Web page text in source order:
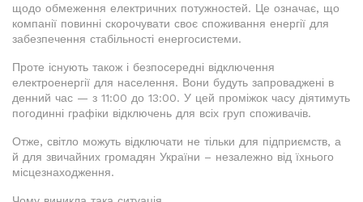
щодо обмеження електричних потужностей. Це означає, що
компанії повинні скорочувати своє споживання енергії для
забезпечення стабільності енергосистеми.
Проте існують також і безпосередні відключення
електроенергії для населення. Вони будуть запроваджені в
денний час — з 11:00 до 13:00. У цей проміжок часу діятимуть
погодинні графіки відключень для всіх груп споживачів.
Отже, світло можуть відключати не тільки для підприємств, а
й для звичайних громадян України – незалежно від їхнього
місцезнаходження.